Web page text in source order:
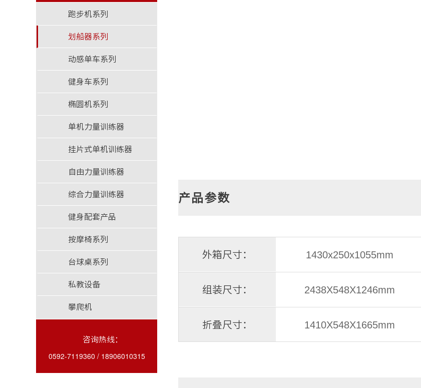
跑步机系列
划船器系列
动感单车系列
健身车系列
椭圆机系列
单机力量训练器
挂片式单机训练器
自由力量训练器
综合力量训练器
健身配套产品
按摩椅系列
台球桌系列
私教设备
攀爬机
咨询热线：
0592-7119360 / 18906010315
产品参数
外箱尺寸： 1430x250x1055mm
组装尺寸： 2438X548X1246mm
折叠尺寸： 1410X548X1665mm